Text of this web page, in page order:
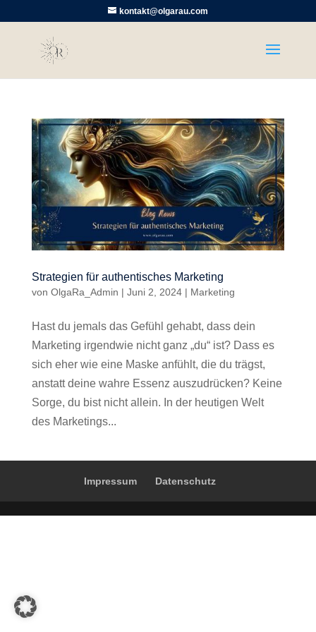
kontakt@olgarau.com
Strategien für authentisches Marketing
von OlgaRa_Admin | Juni 2, 2024| Marketing
Hast du jemals das Gefühl gehabt, dass dein
Marketing irgendwie nicht ganz „du“ ist? Dass es
sich eher wie eine Maske anfühlt, die du trägst,
anstatt deine wahre Essenz auszudrücken? Keine
Sorge, du bist nicht allein. In der heutigen Welt
des Marketings...
Impressum Datenschutz